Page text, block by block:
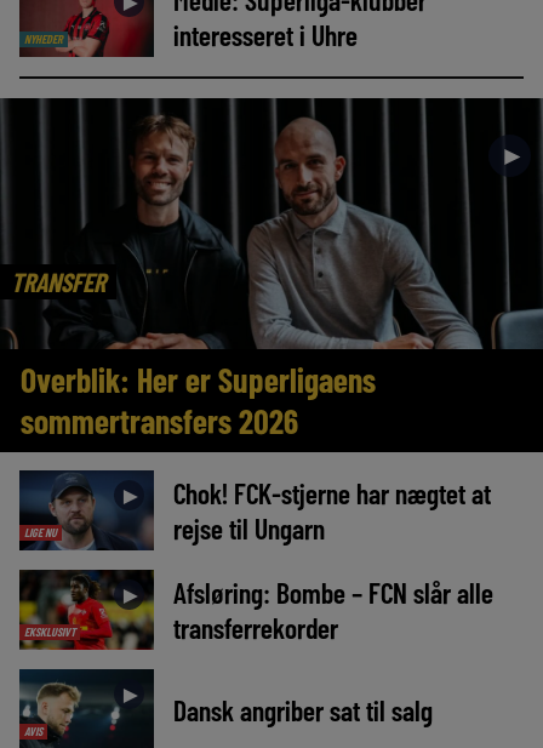
NYHEDER
interesseret i Uhre
TRANSFER
►
Overblik: Her er Superligaens
sommertransfers 2026
LIGE NU
►
Chok! FCK-stjerne har nægtet at
rejse til Ungarn
EKSKLUSIVT
►
Afsløring: Bombe – FCN slår alle
transferrekorder
AVIS
► Dansk angriber sat til salg